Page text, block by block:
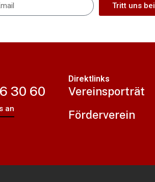
Tritt uns bei
30 60
an
Direktlinks
Vereinsporträt
Förderverein